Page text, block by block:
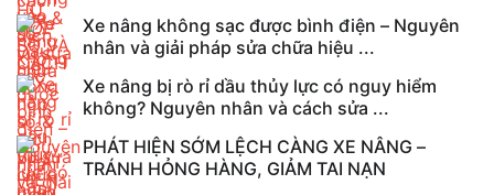
Xe nâng không sạc được bình điện – Nguyên
nhân và giải pháp sửa chữa hiệu ...
Xe nâng bị rò rỉ dầu thủy lực có nguy hiểm
không? Nguyên nhân và cách sửa ...
PHÁT HIỆN SỚM LỆCH CÀNG XE NÂNG –
TRÁNH HỎNG HÀNG, GIẢM TAI NẠN